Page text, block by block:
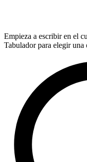
Empieza a escribir en el
Tabulador para elegir una